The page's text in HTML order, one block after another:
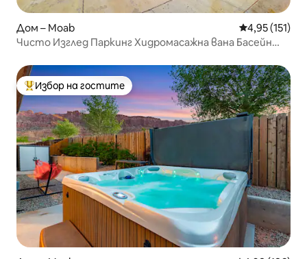
Дом – Moab Средна
4,95 (151)
Чисто Изглед Паркинг Хидромасажна вана Басейн
Най-популярен избор на гостите
Избор на гостите